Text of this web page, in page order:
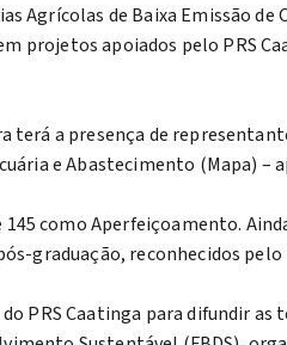
Agrícolas de Baixa Emissão
projetos apoiados pelo PRS
a presença de
e Abastecimento (Mapa) –
como Aperfeiçoamento.
graduação, reconhecidos
PRS Caatinga para difundir as